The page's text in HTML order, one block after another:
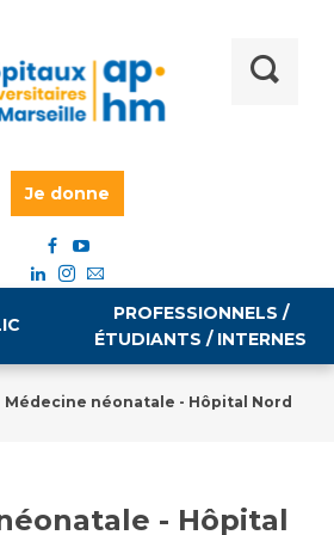
Je donne
PROFESSIONNELS /
ÉTUDIANTS / INTERNES
Médecine néonatale - Hôpital Nord
- Hôpital